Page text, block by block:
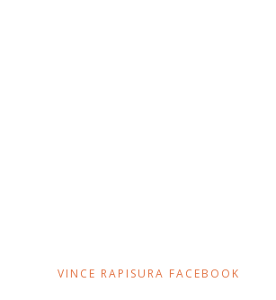
VINCE RAPISURA FACEBOOK